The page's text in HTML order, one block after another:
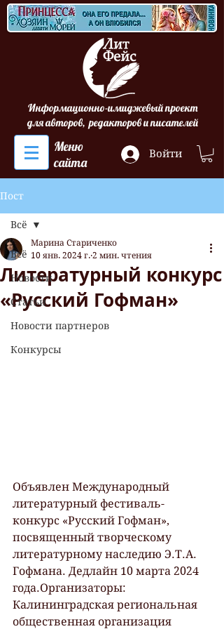
Информационно-имиджевый проект
для авторов, редакторов и писателей
Меню
сайта
Войти
Пост
Всё
Новости
Статьи
Новости партнеров
Конкурсы
Всё
Литературный конкурс
«Русский Гофман»
Марина Стариченко
10 янв. 2024 г. 2 мин. чтения
Объявлен Международный
литературный фестиваль-
конкурс «Русский Гофман»,
посвященный творческому
литературному наследию Э.Т.А.
Гофмана. Дедлайн 10 марта 2024
года.Организаторы:
Калининградская региональная
общественная организация